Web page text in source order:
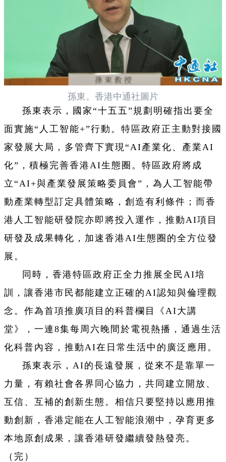
孫東。香港中通社圖片
孫東表示，國家“十五五”規劃明確指出要全
面實施“人工智能+”行動。特區政府正主動對接國
家發展大局，多管齊下實現“AI產業化、產業AI
化”，積極完善香港AI生態圈。特區政府將成
立“AI+與產業發展策略委員會”，為人工智能帶
動產業轉型訂定具體策略，創造有利條件；而香
港人工智能研發院亦即將投入運作，推動AI項目
研發及成果轉化，加速香港AI生態圈的全方位發
展。
同時，香港特區政府正全力推展全民AI培
訓，讓香港市民都能建立正確的AI認知與倫理觀
念。作為首項推廣項目的科普欄目《AI大講
堂》，一連8集每周六晚間於電視熱播，通過生活
化科普內容，推動AI在日常生活中的廣泛應用。
孫東表示，AI的長遠發展，從來不是靠單一
力量，有賴社會各界同心協力，共同建立開放、
互信、互補的創新生態。相信只要堅持以應用推
動創新，香港定能在人工智能浪潮中，孕育更多
本地原創成果，讓香港研發繼續發熱發亮。
（完）